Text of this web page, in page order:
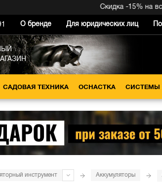
Скидка -15% на всё!
О бренде Для юридических лиц
САДОВАЯ ТЕХНИКА ОСНАСТКА СИСТЕМЫ
инструмент Аккумуляторы